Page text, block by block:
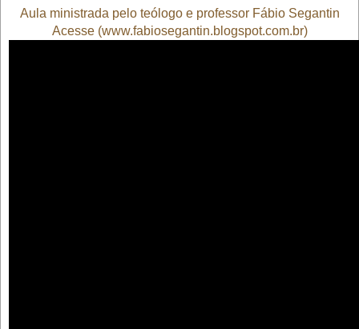
Aula ministrada pelo teólogo e professor Fábio Segantin
Acesse (www.fabiosegantin.blogspot.com.br)